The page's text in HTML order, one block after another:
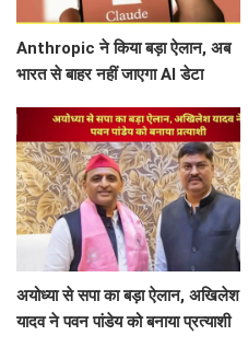
Anthropic ने किया बड़ा ऐलान, अब
भारत से बाहर नहीं जाएगा AI डेटा
अयोध्या से सपा का बड़ा ऐलान, अखिलेश
यादव ने पवन पांडेय को बनाया प्रत्याशी